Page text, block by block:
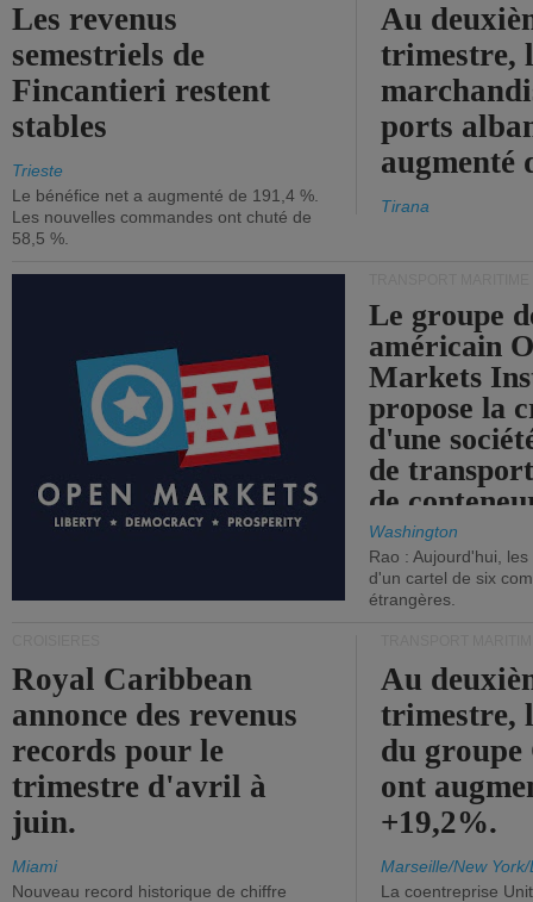
Les revenus
semestriels de
Fincantieri restent
stables
Trieste
Le bénéfice net a augmenté de 191,4 %.
Les nouvelles commandes ont chuté de
58,5 %.
Au
trimestre,
ports
augmenté
Tirana
Le groupe
américain
Markets
propose la
d'une
de
de
Washington
Rao : Aujourd'hui,
d'un cartel de six
étrangères.
Royal Caribbean
annonce des revenus
records pour le
trimestre d'avril à
juin.
Miami
Nouveau record historique de chiffre
Au
trimestre,
du
ont
+19,2%.
Marseille/New
La coentreprise